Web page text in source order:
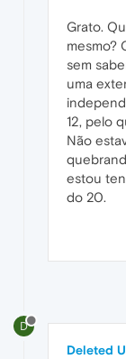
Grato.
mesmo?
sem
uma
12, pelo
Não
estou
do 20.
D
Deleted